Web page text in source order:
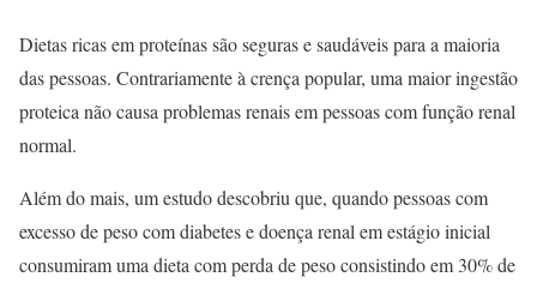
Dietas ricas em proteínas são seguras e saudáveis ​​para a maioria
das pessoas. Contrariamente à crença popular, uma maior ingestão
proteica não causa problemas renais em pessoas com função renal
normal.
Além do mais, um estudo descobriu que, quando pessoas com
excesso de peso com diabetes e doença renal em estágio inicial
consumiram uma dieta com perda de peso consistindo em 30% de